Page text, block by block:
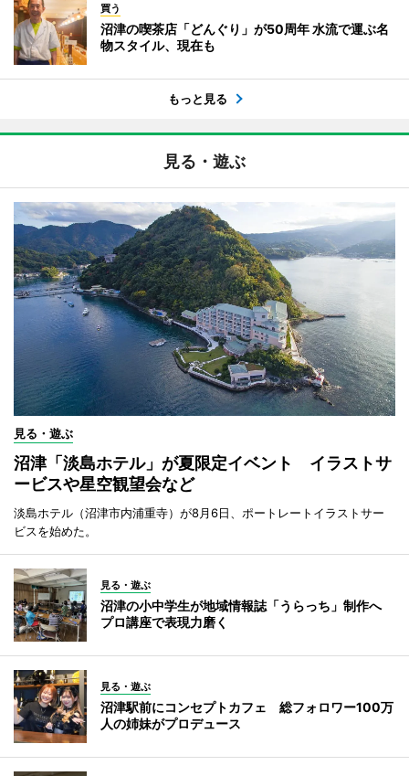
買う
沼津の喫茶店「どんぐり」が50周年 水流で運ぶ名
物スタイル、現在も
もっと見る
見る・遊ぶ
見る・遊ぶ
沼津「淡島ホテル」が夏限定イベント イラストサ
ービスや星空観望会など
淡島ホテル（沼津市内浦重寺）が8月6日、ポートレートイラストサー
ビスを始めた。
見る・遊ぶ
沼津の小中学生が地域情報誌「うらっち」制作へ
プロ講座で表現力磨く
見る・遊ぶ
沼津駅前にコンセプトカフェ 総フォロワー100万
人の姉妹がプロデュース